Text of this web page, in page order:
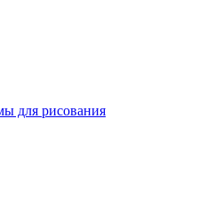
для рисования